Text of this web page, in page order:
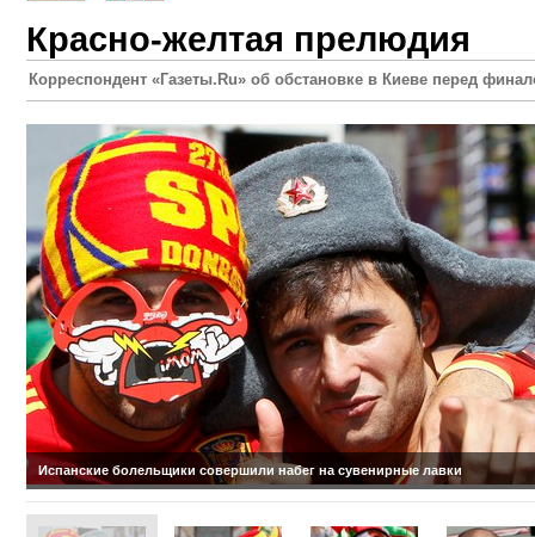
Красно-желтая прелюдия
Корреспондент «Газеты.Ru» об обстановке в Киеве перед
Испанские болельщики совершили набег на сувенирные лавки